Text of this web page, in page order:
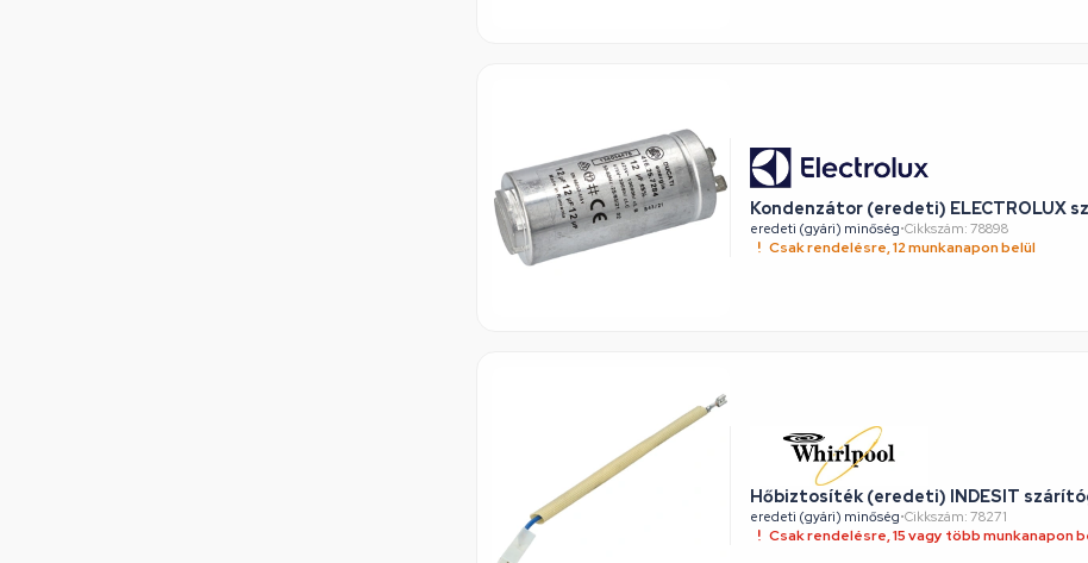
Kondenzátor (eredeti) ELECTROLUX
eredeti (gyári) minőség•Cikkszám: 78898
Csak rendelésre, 12 munkanapon belül
Hőbiztosíték (eredeti) INDESIT
eredeti (gyári) minőség•Cikkszám: 78271
Csak rendelésre, 15 vagy több munkanapon